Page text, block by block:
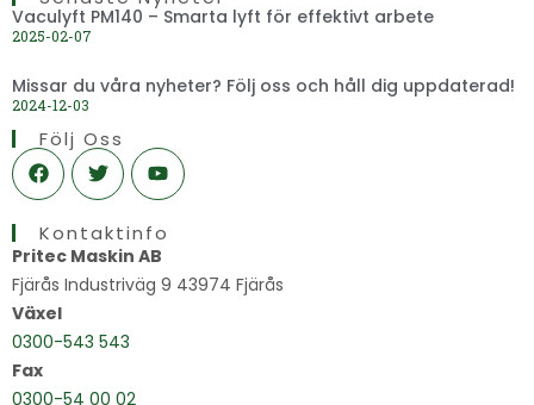
Vaculyft PM140 – Smarta lyft för effektivt arbete
2025-02-07
Missar du våra nyheter? Följ oss och håll dig uppdaterad!
2024-12-03
Följ Oss
F
a
c
b
o
o
k
T
w
i
t
e
r
Y
o
u
u
b
e
Kontaktinfo
Pritec Maskin AB
Fjärås Industriväg 9 43974 Fjärås
Växel
0300-543 543
Fax
0300-54 00 02